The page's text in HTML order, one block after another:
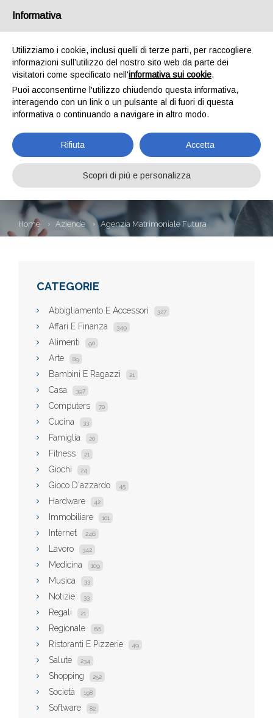
AGENZIA
MATRIMONIALE
FUTURA
Home Aziende Agenzia Matrimoniale Futura
CATEGORIE
Abbigliamento E Accessori 327
Affari E Finanza 349
Alimenti 90
Arte 89
Bambini E Ragazzi 21
Casa 397
Computers 70
Cucina 33
Famiglia 20
Fitness 21
Giochi 24
Gioco D'azzardo 45
Hardware 42
Immobiliare 101
Internet 246
Lavoro 342
Medicina 109
Musica 33
Notizie 33
Regali 21
Regionale 66
Ristoranti E Pizzerie 49
Salute 234
Shopping 252
Società 198
Software 82
Informativa
Utilizziamo i cookie, inclusi quelli di terze parti, per raccogliere
informazioni sull’utilizzo del nostro sito web da parte dei
visitatori come specificato nell'informativa sui cookie.
Puoi acconsentirne l'utilizzo chiudendo questa informativa,
interagendo con un link o un pulsante al di fuori di questa
informativa o continuando a navigare in altro modo.
Rifiuta Accetta
Scopri di più e personalizza